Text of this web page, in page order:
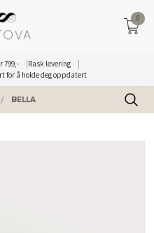
799,-
Rask levering
for å holde deg oppdatert
0
BELLA